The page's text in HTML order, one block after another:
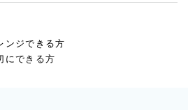
ンジできる方
にできる方